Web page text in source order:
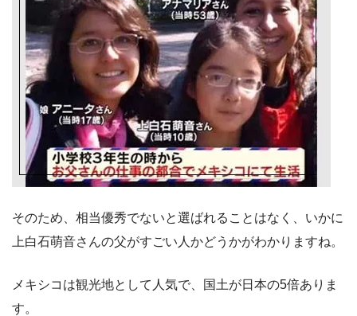
そのため、相当優秀でないと選ばれることはなく、いかに
上白石萌音さんの父がすごい人かどうかがわかりますね。
メキシコは観光地として人気で、国土が日本の5倍ありま
す。